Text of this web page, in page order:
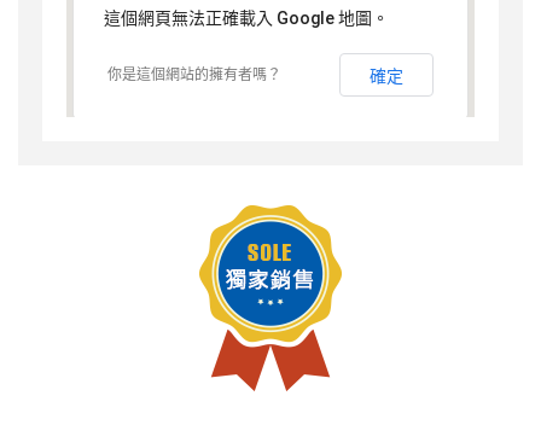
這個網頁無法正確載入 Google 地圖。
你是這個網站的擁有者嗎？ 確定